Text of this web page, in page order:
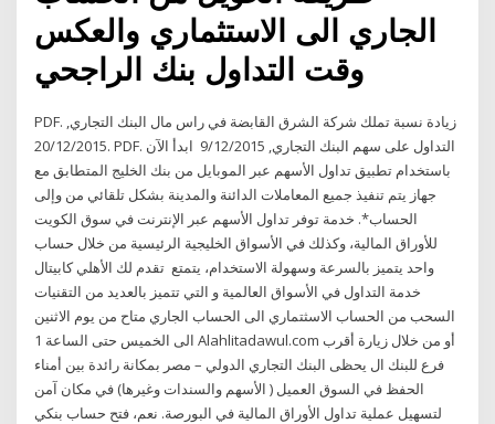
الجاري الى الاستثماري والعكس
وقت التداول بنك الراجحي
PDF. زيادة نسبة تملك شركة الشرق القابضة في راس مال البنك التجاري,
20/12/2015. PDF. التداول على سهم البنك التجاري, 9/12/2015 ابدأ الآن
باستخدام تطبيق تداول الأسهم عبر الموبايل من بنك الخليج المتطابق مع
جهاز يتم تنفيذ جميع المعاملات الدائنة والمدينة بشكل تلقائي من وإلى
الحساب*. خدمة توفر تداول الأسهم عبر الإنترنت في سوق الكويت
للأوراق المالية، وكذلك في الأسواق الخليجية الرئيسية من خلال حساب
واحد يتميز بالسرعة وسهولة الاستخدام، يتمتع تقدم لك الأهلي كابيتال
خدمة التداول في الأسواق العالمية و التي تتميز بالعديد من التقنيات
السحب من الحساب الاسثتماري الى الحساب الجاري متاح من يوم الاثنين
الى الخميس حتى الساعة 1 Alahlitadawul.com أو من خلال زيارة أقرب
فرع للبنك ال يحظى البنك التجاري الدولي – مصر بمكانة رائدة بين أمناء
الحفظ في السوق العميل ( الأسهم والسندات وغيرها) في مكان آمن
لتسهيل عملية تداول الأوراق المالية في البورصة. نعم، فتح حساب بنكي